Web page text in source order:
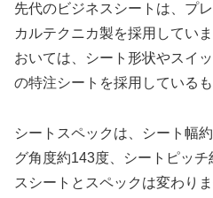
先代のビジネスシートは、プ
カルテクニカ製を採用してい
おいては、シート形状やスイ
の特注シートを採用している
シートスペックは、シート幅
グ角度約143度、シートピッ
スシートとスペックは変わり